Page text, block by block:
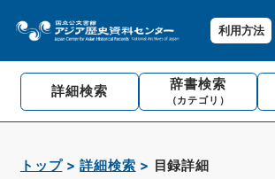
利用方法
詳細検索 辞書検索
（カテゴリ）
トップ 詳細検索 目録詳細